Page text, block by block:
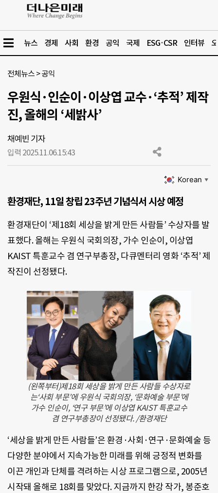
뉴스 경제 사회 환경 공익 국제 ESG·CSR 인터뷰
전체뉴스 >공익
우원식·인순이·이상엽 교수·‘추적’ 제작
진, 올해의 ‘세밝사’
채예빈 기자
입력 2025.11.06.15:43
Korean ▼
환경재단, 11일 창립 23주년 기념식서 시상 예정
환경재단이 ‘제18회 세상을 밝게 만든 사람들’ 수상자를 발
표했다. 올해는 우원식 국회의장, 가수 인순이, 이상엽
KAIST 특훈교수 겸 연구부총장, 다큐멘터리 영화 ‘추적’ 제
작진이 선정됐다.
(왼쪽부터)제18회 세상을 밝게 만든 사람들 수상자로
는‘사회 부문’에 우원식 국회의장, ‘문화예술 부문’에
가수 인순이, ‘연구 부문’에 이상엽 KAIST 특훈교수
겸 연구부총장이 선정됐다. /환경재단
‘세상을 밝게 만든 사람들’은 환경·사회·연구·문화예술 등
다양한 분야에서 지속가능한 미래를 위해 긍정적 변화를
이끈 개인과 단체를 격려하는 시상 프로그램으로, 2005년
시작돼 올해로 18회를 맞았다. 지금까지 한강 작가, 봉준호